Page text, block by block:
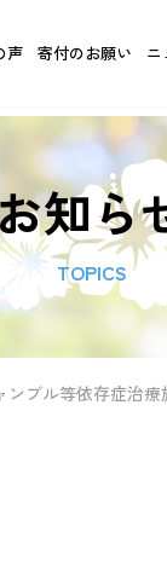
声 寄付のお願い ニ
知ら
TOPICS
ブル等依存症治